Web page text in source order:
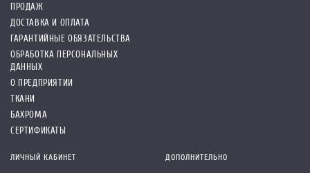
ПРОДАЖ
ДОСТАВКА И ОПЛАТА
ГАРАНТИЙНЫЕ ОБЯЗАТЕЛЬСТВА
ОБРАБОТКА ПЕРСОНАЛЬНЫХ
ДАННЫХ
О ПРЕДПРИЯТИИ
ТКАНИ
БАХРОМА
СЕРТИФИКАТЫ
ЛИЧНЫЙ КАБИНЕТ ДОПОЛНИТЕЛЬНО